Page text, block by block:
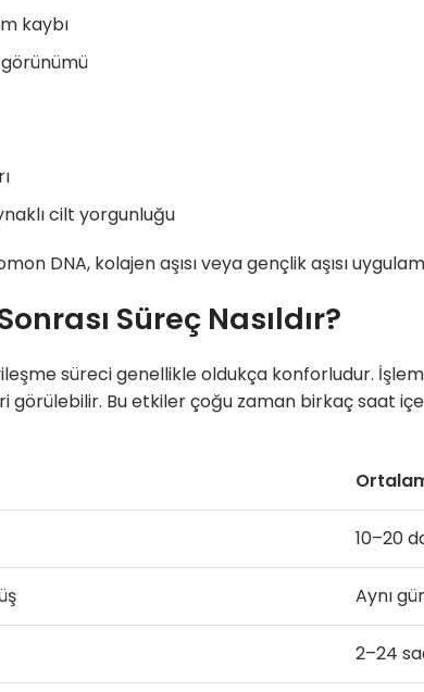
kaybı
cilt yorgunluğu
DNA, kolajen aşısı veya gençlik aşısı
Süreç Nasıldır?
süreci genellikle oldukça konforludur.
görülebilir. Bu etkiler çoğu zaman birkaç saat
10–20
Aynı
2–24